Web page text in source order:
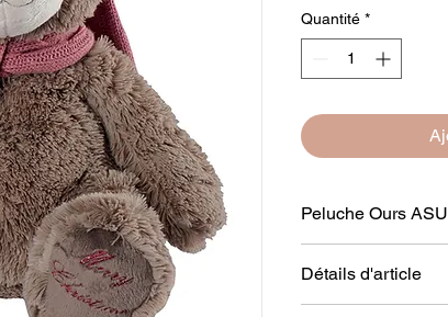
Quantité *
40 cm
Détails d'article